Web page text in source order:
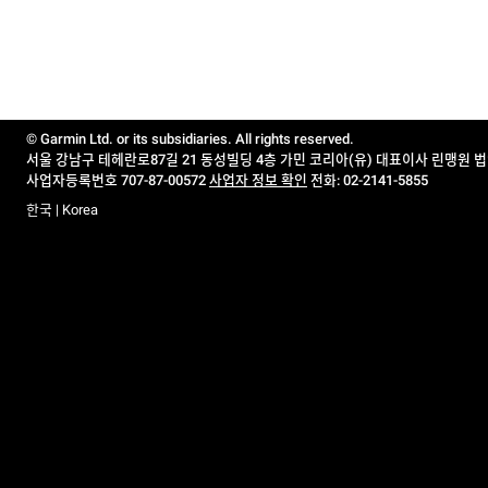
© Garmin Ltd. or its subsidiaries. All rights reserved.
서울 강남구 테헤란로87길 21 동성빌딩 4층 가민 코리아(유) 대표이사 린맹원
사업자등록번호 707-87-00572 사업자 정보 확인 전화: 02-2141-5855
한국 | Korea